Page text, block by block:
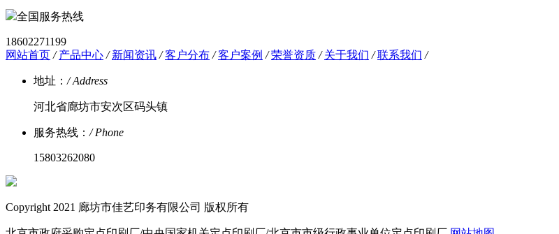
全国服务热线
18602271199
网站首页 / 产品中心 / 新闻资讯 / 客户分布 / 客户案例 / 荣誉资质 / 关于我们 / 联系我们 /
地址：/ Address
河北省廊坊市安次区码头镇
服务热线：/ Phone
15803262080
Copyright 2021 廊坊市佳艺印务有限公司 版权所有